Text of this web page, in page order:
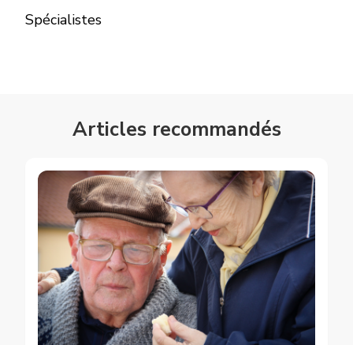
Spécialistes
Articles recommandés